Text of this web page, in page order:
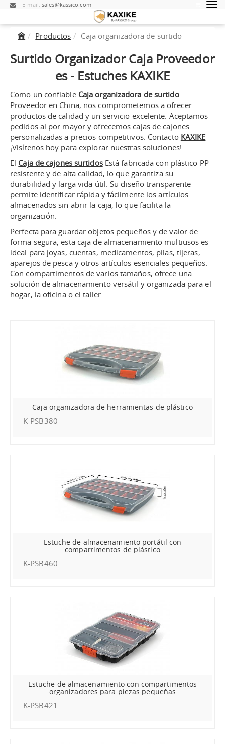
E-mail:sales@kassico.com
Productos Caja organizadora de surtido
Surtido OrganizadorCajaProveedor
es - Estuches KAXIKE
Como un confiable Caja organizadora de surtido
Proveedor en China, nos comprometemos a ofrecer
productos de calidad y un servicio excelente. Aceptamos
pedidos al por mayor y ofrecemos cajas de cajones
personalizadas a precios competitivos. Contacto KAXIKE
¡Visítenos hoy para explorar nuestras soluciones!
El Caja de cajones surtidosEstá fabricada con plástico PP
resistente y de alta calidad, lo que garantiza su
durabilidad y larga vida útil. Su diseño transparente
permite identificar rápida y fácilmente los artículos
almacenados sin abrir la caja, lo que facilita la
organización.
Perfecta para guardar objetos pequeños y de valor de
forma segura, esta caja de almacenamiento multiusos es
ideal para joyas, cuentas, medicamentos, pilas, tijeras,
aparejos de pesca y otros artículos esenciales pequeños.
Con compartimentos de varios tamaños, ofrece una
solución de almacenamiento versátil y organizada para el
hogar, la oficina o el taller.
Caja organizadora de herramientas de plástico
K-PSB380
Estuche de almacenamiento portátil con
compartimentos de plástico
K-PSB460
Estuche de almacenamiento con compartimentos
organizadores para piezas pequeñas
K-PSB421